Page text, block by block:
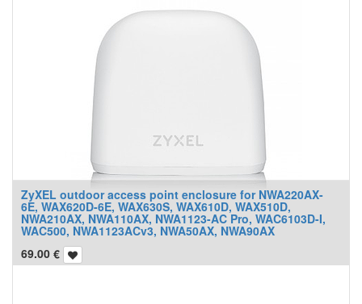
ZyXEL outdoor access point enclosure for NWA220AX-
6E, WAX620D-6E, WAX630S, WAX610D, WAX510D,
NWA210AX, NWA110AX, NWA1123-AC Pro, WAC6103D-I,
WAC500, NWA1123ACv3, NWA50AX, NWA90AX
69.00 €